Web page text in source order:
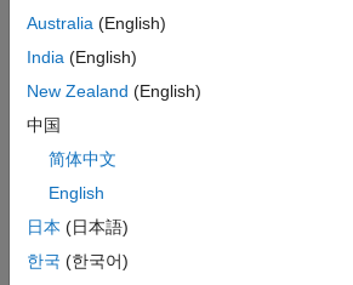
て、腫瘍領域と正常領域のラベルを提
領域の両方の境界内にピクセルが存在
ルの正しいラベルは正常組織です。
ブロック化されたイメージのラベル デ
例では、CAMELYON16 データ セットの
のラベルを変更したバージョンを使用
形式で格納されています。変更された
されて MAT ファイルとして保存されて
Australia (English)
India (English)
New Zealand (English)
中国
简体中文
English
日本 (日本語)
한국 (한국어)